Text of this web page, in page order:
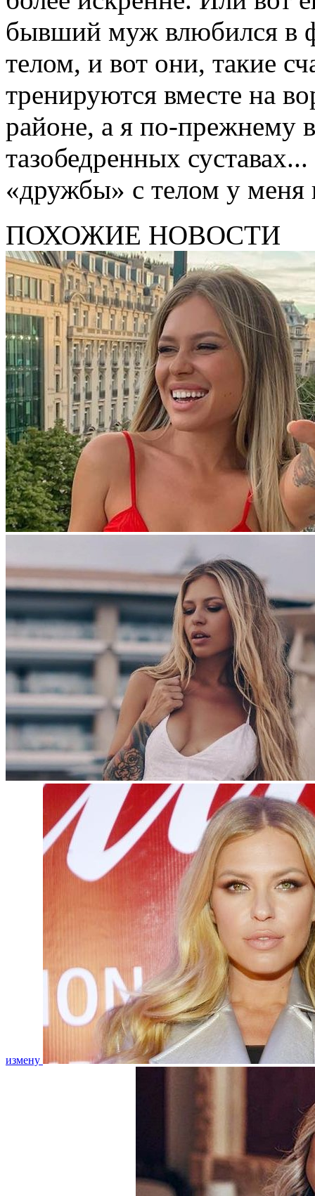
бывший муж влюбился в
телом, и вот они, такие
тренируются вместе на
районе, а я по-прежнему
тазобедренных
«дружбы» с телом у меня
ПОХОЖИЕ НОВОСТИ
измену